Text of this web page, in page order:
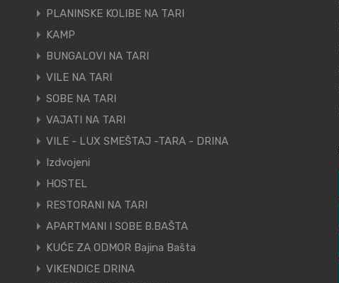
PLANINSKE KOLIBE NA TARI
KAMP
BUNGALOVI NA TARI
VILE NA TARI
SOBE NA TARI
VAJATI NA TARI
VILE - LUX SMEŠTAJ -TARA - DRINA
Izdvojeni
HOSTEL
RESTORANI NA TARI
APARTMANI I SOBE B.BAŠTA
KUĆE ZA ODMOR Bajina Bašta
VIKENDICE DRINA